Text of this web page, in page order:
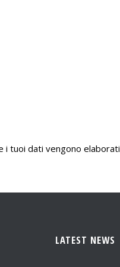
i tuoi dati vengono elaborati
LATEST NEWS